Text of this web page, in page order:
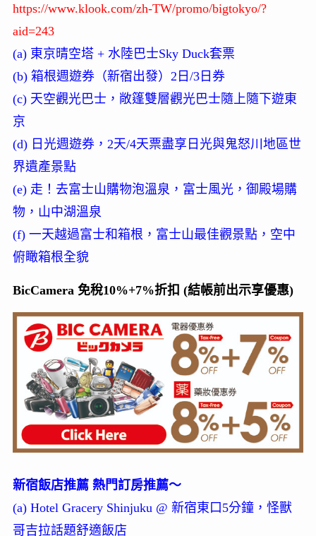
https://www.klook.com/zh-TW/promo/bigtokyo/?
aid=243
(a) 東京晴空塔 + 水陸巴士Sky Duck套票
(b) 箱根週遊券（新宿出發）2日/3日券
(c) 天空觀光巴士，敞篷雙層觀光巴士隨上隨下遊東
京
(d) 日光週遊券，2天/4天票盡享日光與鬼怒川地區世
界遺產景點
(e) 走！去富士山購物泡溫泉，富士風光，御殿場購
物，山中湖溫泉
(f) 一天越過富士和箱根，富士山最佳觀景點，空中
俯瞰箱根全貌
BicCamera 免稅10%+7%折扣 (結帳前出示享優惠)
新宿飯店推薦 熱門訂房推薦～
(a) Hotel Gracery Shinjuku @ 新宿東口5分鐘，怪獸
哥吉拉話題舒適飯店